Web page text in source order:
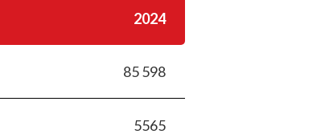
2024
85 598
5565